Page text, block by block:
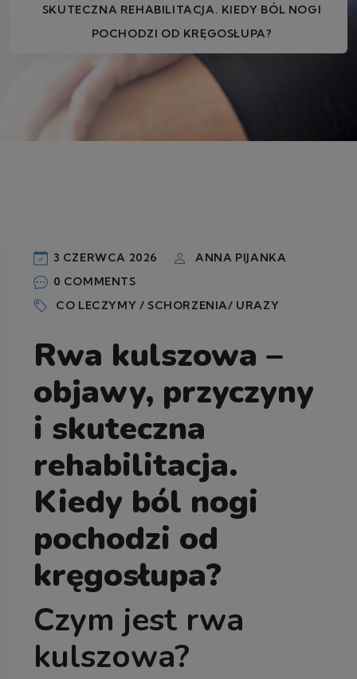
SKUTECZNA REHABILITACJA. KIEDY BÓL NOGI
POCHODZI OD KRĘGOSŁUPA?
3 CZERWCA 2026
ANNA PIJANKA
0 COMMENTS
CO LECZYMY / SCHORZENIA/ URAZY
Rwa kulszowa –
objawy, przyczyny
i skuteczna
rehabilitacja.
Kiedy ból nogi
pochodzi od
kręgosłupa?
Czym jest rwa
kulszowa?